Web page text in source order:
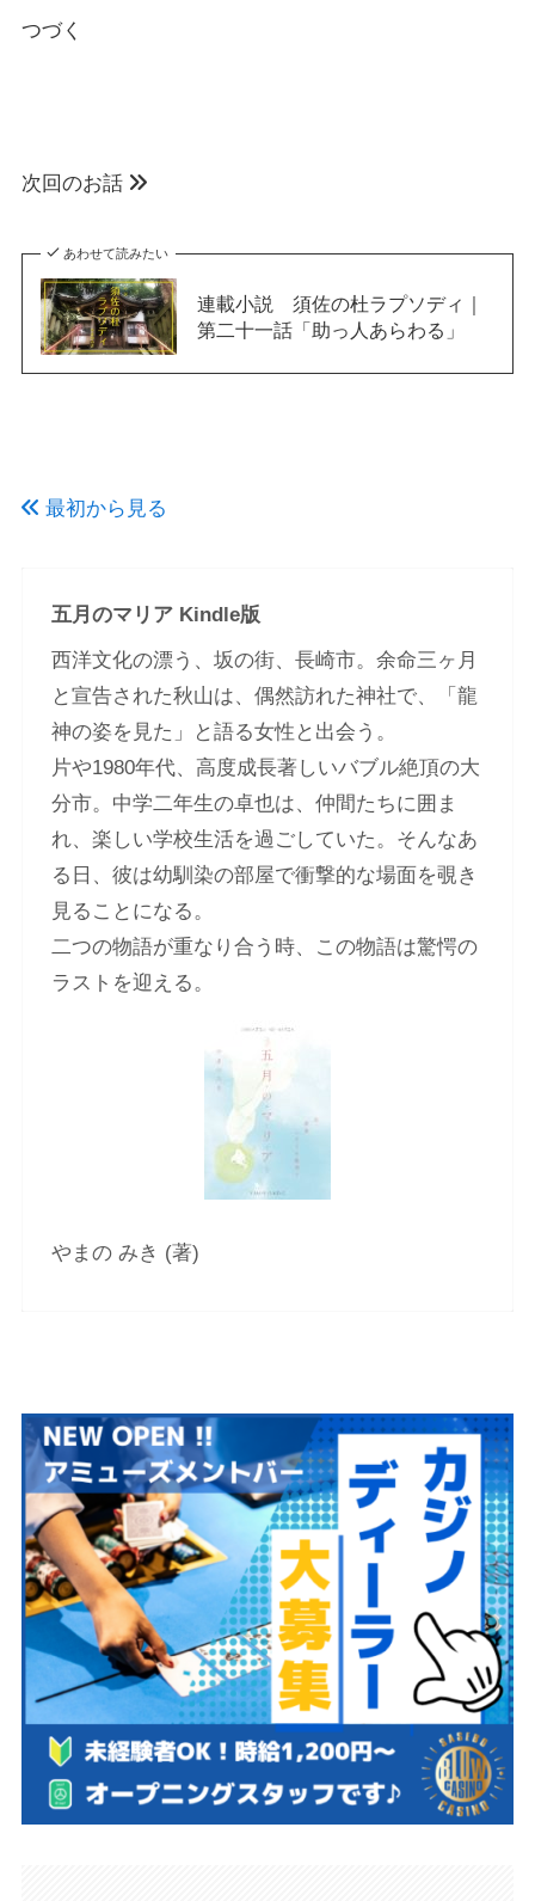
つづく
次回のお話
あわせて読みたい
連載小説 須佐の杜ラプソディ｜
第二十一話「助っ人あらわる」
最初から見る
五月のマリア Kindle版
西洋文化の漂う、坂の街、長崎市。余命三ヶ月
と宣告された秋山は、偶然訪れた神社で、「龍
神の姿を見た」と語る女性と出会う。
片や1980年代、高度成長著しいバブル絶頂の大
分市。中学二年生の卓也は、仲間たちに囲ま
れ、楽しい学校生活を過ごしていた。そんなあ
る日、彼は幼馴染の部屋で衝撃的な場面を覗き
見ることになる。
二つの物語が重なり合う時、この物語は驚愕の
ラストを迎える。
やまの みき (著)